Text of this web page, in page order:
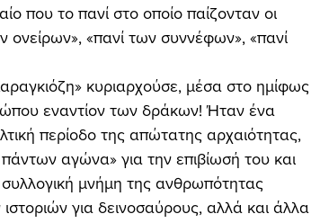
που το πανί στο οποίο παίζονταν οι
ονείρων», «πανί των συννέφων», «πανί
εναντίον των δράκων! Ήταν ένα
περίοδο της απώτατης αρχαιότητας,
αγώνα» για την επιβίωσή του και
μνήμη της ανθρωπότητας
για δεινοσαύρους, αλλά και άλλα